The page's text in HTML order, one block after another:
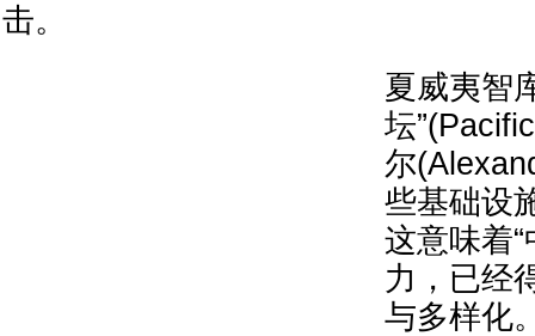
击。
夏威夷智
坛
尔
些基础设
这意味着
力，已经
与多样化